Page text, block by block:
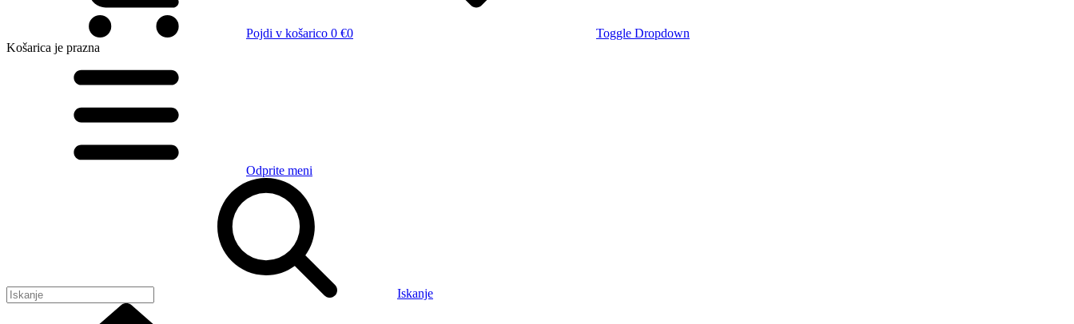
Pojdi v košarico 0 €0
Toggle Dropdown
Košarica je prazna
Odprite meni
Iskanje